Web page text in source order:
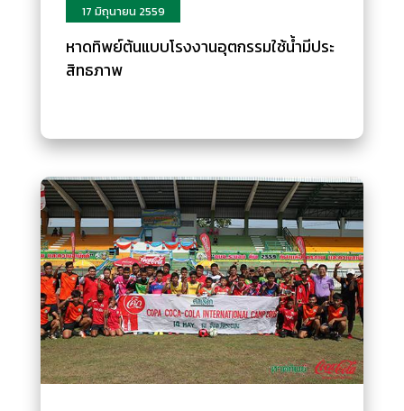
17 มิถุนายน 2559
หาดทิพย์ต้นแบบโรงงานอุตกรรมใช้น้ำมีประ
สิทธภาพ